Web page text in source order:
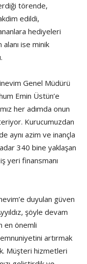
törende,
edildi,
hediyeleri
ise minik
Genel Müdürü
Emin Üstün’e
her adımda onun
Kurucumuzdan
aynı azim ve inançla
340 bine yaklaşan
yeri finansmanı
duyulan güven
şöyle devam
en önemli
artırmak
Müşteri hizmetleri